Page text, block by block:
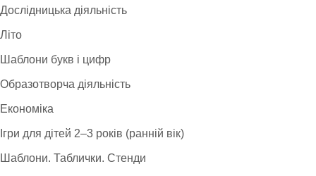
Дослідницька діяльність
Літо
Шаблони букв і цифр
Образотворча діяльність
Економіка
Ігри для дітей 2–3 років (ранній вік)
Шаблони. Таблички. Стенди